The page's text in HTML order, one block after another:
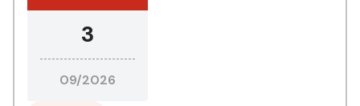
3
09/2026